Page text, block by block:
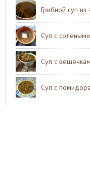
Грибной суп
Суп с
Суп с
Суп с